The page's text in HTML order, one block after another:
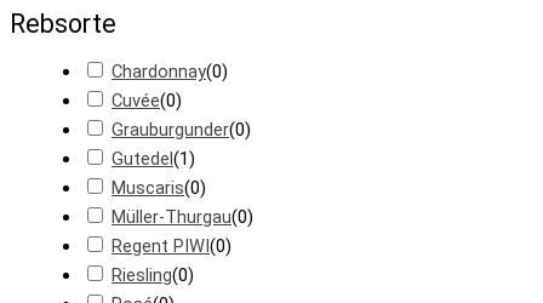
Rebsorte
Chardonnay(0)
Cuvée(0)
Grauburgunder(0)
Gutedel(1)
Muscaris(0)
Müller-Thurgau(0)
Regent PIWI(0)
Riesling(0)